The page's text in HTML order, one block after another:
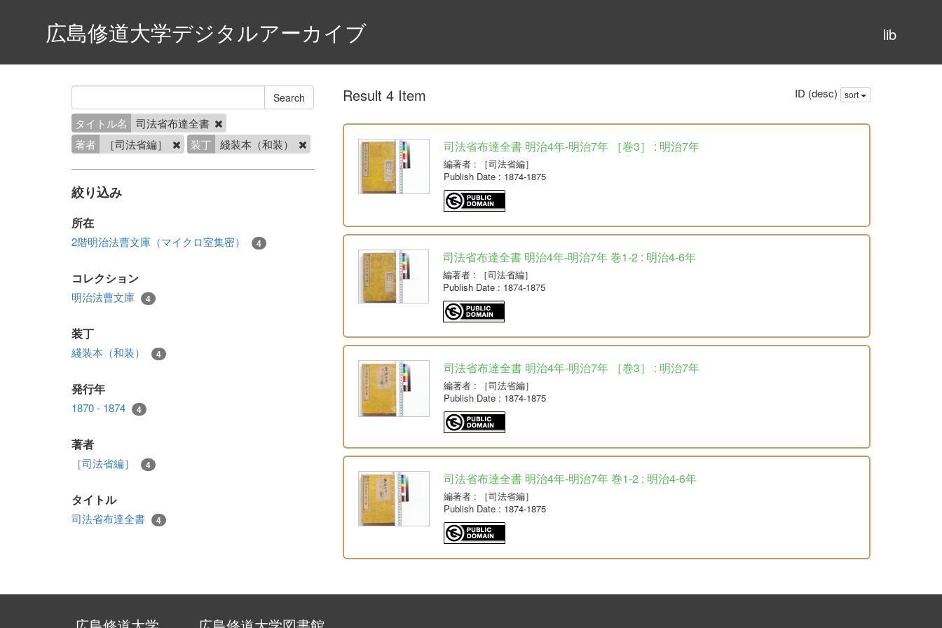
lib
広島修道大学デジタルアーカイブ
タイトル名
司法省布達全書
著者
［司法省編］ 装丁 綫装本（和装）
絞り込み
所在
2階明治法曹文庫（マイクロ室集密） 4
コレクション
明治法曹文庫 4
装丁
綫装本（和装） 4
発行年
1870 - 1874 4
著者
［司法省編］ 4
タイトル
司法省布達全書 4
Result 4 Item ID (desc) sort
司法省布達全書 明治4年-明治7年 ［巻3］ : 明治7年
編著者: ［司法省編］
Publish Date: 1874-1875
司法省布達全書 明治4年-明治7年 巻1-2 : 明治4-6年
編著者: ［司法省編］
Publish Date: 1874-1875
司法省布達全書 明治4年-明治7年 ［巻3］ : 明治7年
編著者: ［司法省編］
Publish Date: 1874-1875
司法省布達全書 明治4年-明治7年 巻1-2 : 明治4-6年
編著者: ［司法省編］
Publish Date: 1874-1875